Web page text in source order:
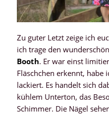
Zu guter Letzt zeige ich
ich trage den
Booth. Er war einst
Fläschchen erkennt, habe
lackiert. Es handelt sich
kühlem Unterton, das
Schimmer. Die Nägel